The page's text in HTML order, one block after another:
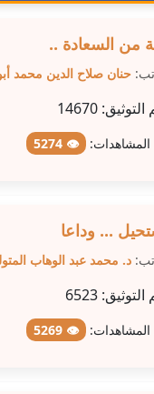
فوزي
من السعادة ..
حنان صلاح الدين محمد
التوثيق: 14670
المشاهدات: 👁 5274
... وداعا
د. محمد عبد الوهاب
التوثيق: 6523
المشاهدات: 👁 5269